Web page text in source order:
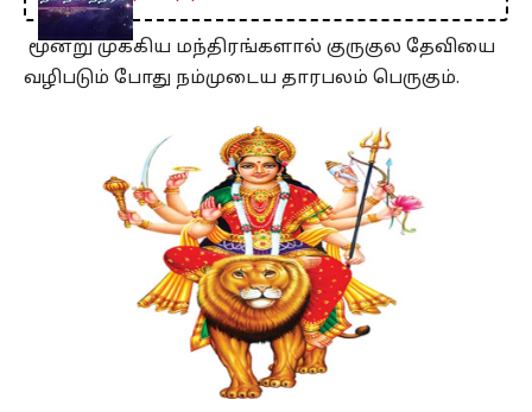
மூன்று முக்கிய மந்திரங்களால் குருகுல தேவியை
வழிபடும் போது நம்முடைய தாரபலம் பெருகும்.